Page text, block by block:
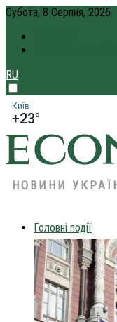
Субота, 8 Серпня, 2026
RU
Київ
+23°
НОВИНИ
Головні події